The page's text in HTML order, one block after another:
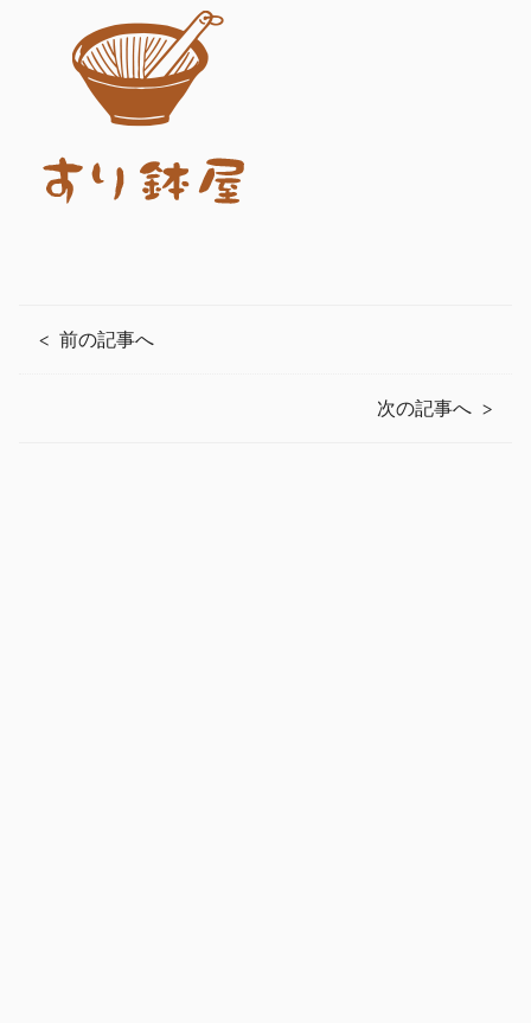
前の記事へ
次の記事へ